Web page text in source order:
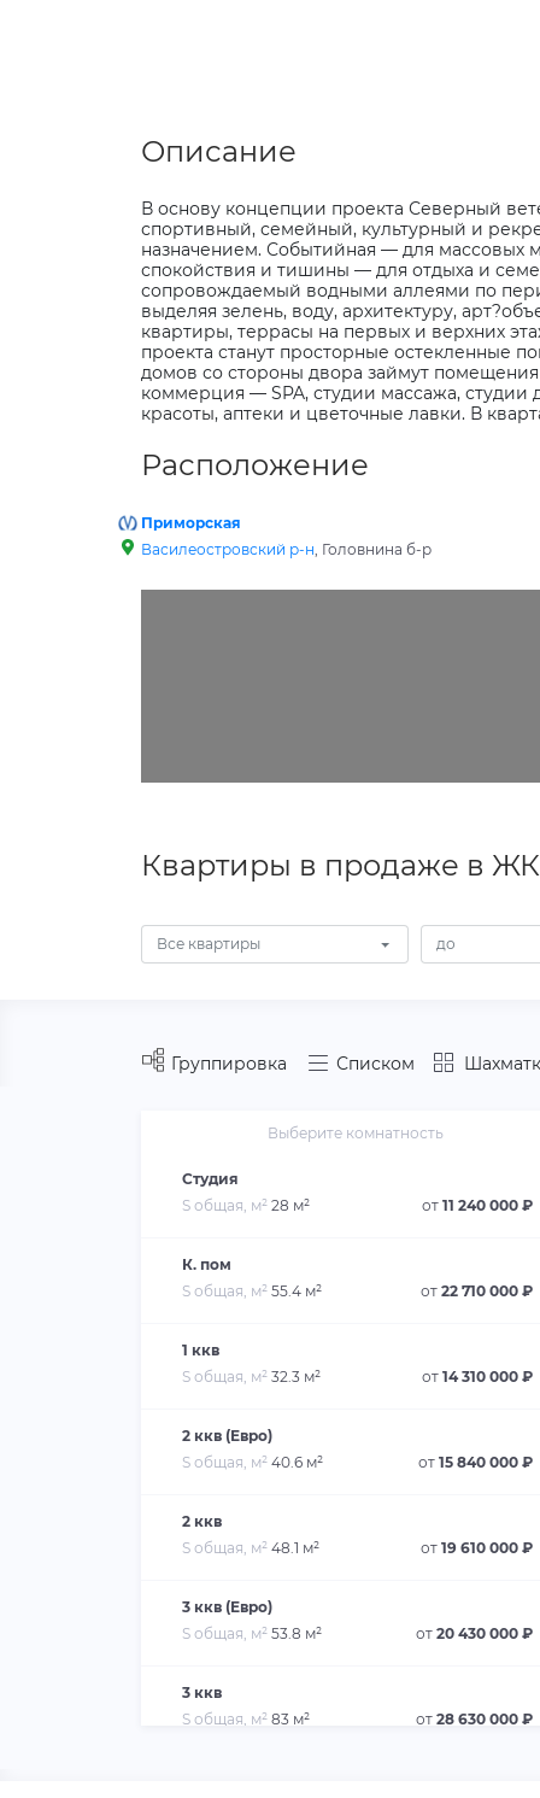
Описание
В основу концепции проекта Северный
спортивный, семейный, культурный и
назначением. Событийная — для массовых
спокойствия и тишины — для отдыха и
сопровождаемый водными аллеями по
выделяя зелень, воду, архитектуру,
квартиры, террасы на первых и верхних
проекта станут просторные остекленные
домов со стороны двора займут
коммерция — SPA, студии массажа, студии
красоты, аптеки и цветочные лавки. В
Расположение
Приморская
Василеостровский р-н, Головнина б-р
Квартиры в продаже в
Все квартиры
Группировка Списком
Выберите комнатность
Студия
S общая, м² 28 м² от 11 240 000 ₽
К. пом
S общая, м² 55.4 м² от 22 710 000 ₽
1 ккв
S общая, м² 32.3 м² от 14 310 000 ₽
2 ккв (Евро)
S общая, м² 40.6 м² от 15 840 000 ₽
2 ккв
S общая, м² 48.1 м² от 19 610 000 ₽
3 ккв (Евро)
S общая, м² 53.8 м² от 20 430 000 ₽
3 ккв
S общая, м² 83 м² от 28 630 000 ₽